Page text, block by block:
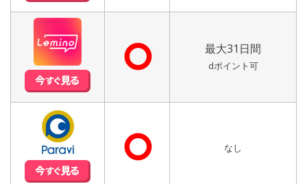
⭘ 最大31日間
dポイント可
⭘ なし